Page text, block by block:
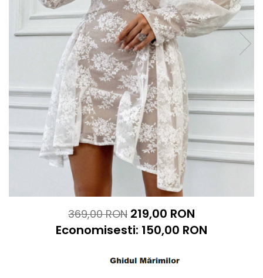
369,00 RON 219,00 RON
Economisesti: 150,00 RON